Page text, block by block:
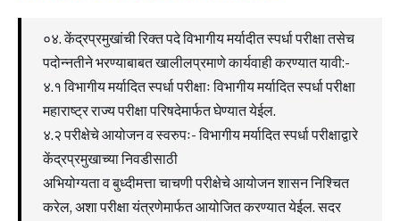
०४. केंद्रप्रमुखांची रिक्त पदे विभागीय मर्यादीत स्पर्धा परीक्षा तसेच
पदोन्नतीने भरण्याबाबत खालीलप्रमाणे कार्यवाही करण्यात यावी:-
४.१ विभागीय मर्यादित स्पर्धा परीक्षाः विभागीय मर्यादित स्पर्धा परीक्षा
महाराष्ट्र राज्य परीक्षा परिषदेमार्फत घेण्यात येईल.
४.२ परीक्षेचे आयोजन व स्वरुपः- विभागीय मर्यादित स्पर्धा परीक्षाद्वारे
केंद्रप्रमुखाच्या निवडीसाठी
अभियोग्यता व बुध्दीमत्ता चाचणी परीक्षेचे आयोजन शासन निश्चित
करेल, अशा परीक्षा यंत्रणेमार्फत आयोजित करण्यात येईल. सदर